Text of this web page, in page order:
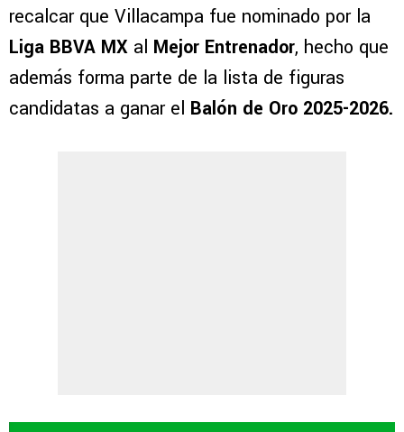
recalcar que Villacampa fue nominado por la
Liga BBVA MX al Mejor Entrenador, hecho que
además forma parte de la lista de figuras
candidatas a ganar el Balón de Oro 2025-2026.